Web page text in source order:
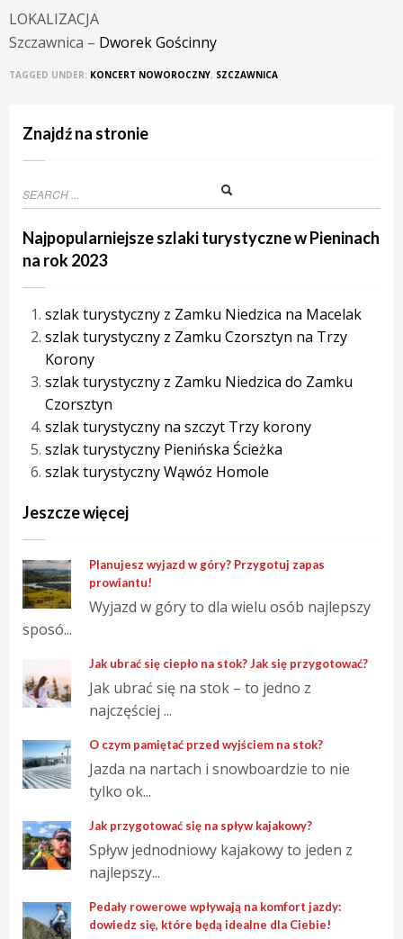
LOKALIZACJA
Szczawnica – Dworek Gościnny
TAGGED UNDER: KONCERT NOWOROCZNY, SZCZAWNICA
Znajdź na stronie
Najpopularniejsze szlaki turystyczne w Pieninach
na rok 2023
szlak turystyczny z Zamku Niedzica na Macelak
szlak turystyczny z Zamku Czorsztyn na Trzy
Korony
szlak turystyczny z Zamku Niedzica do Zamku
Czorsztyn
szlak turystyczny na szczyt Trzy korony
szlak turystyczny Pienińska Ścieżka
szlak turystyczny Wąwóz Homole
Jeszcze więcej
Planujesz wyjazd w góry? Przygotuj zapas
prowiantu!
Wyjazd w góry to dla wielu osób najlepszy
sposó...
Jak ubrać się ciepło na stok? Jak się przygotować?
Jak ubrać się na stok – to jedno z
najczęściej ...
O czym pamiętać przed wyjściem na stok?
Jazda na nartach i snowboardzie to nie
tylko ok...
Jak przygotować się na spływ kajakowy?
Spływ jednodniowy kajakowy to jeden z
najlepszy...
Pedały rowerowe wpływają na komfort jazdy:
dowiedz się, które będą idealne dla Ciebie!